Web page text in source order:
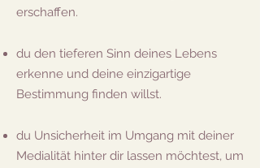
erschaffen.
du den tieferen Sinn deines Lebens
erkenne und deine einzigartige
Bestimmung finden willst.
du Unsicherheit im Umgang mit deiner
Medialität hinter dir lassen möchtest, um